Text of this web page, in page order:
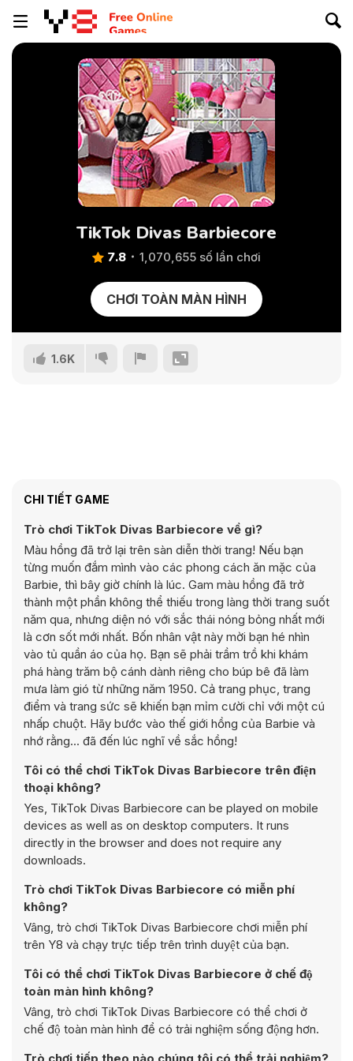
TikTok Divas Barbiecore
7.8 1,070,655 số lần chơi
CHƠI TOÀN MÀN HÌNH
1.6K
CHI TIẾT GAME
Trò chơi TikTok Divas Barbiecore về gì?
Màu hồng đã trở lại trên sàn diễn thời trang! Nếu bạn
từng muốn đắm mình vào các phong cách ăn mặc của
Barbie, thì bây giờ chính là lúc. Gam màu hồng đã trở
thành một phần không thể thiếu trong làng thời trang suốt
năm qua, nhưng diện nó với sắc thái nóng bỏng nhất mới
là cơn sốt mới nhất. Bốn nhân vật này mời bạn hé nhìn
vào tủ quần áo của họ. Bạn sẽ phải trầm trồ khi khám
phá hàng trăm bộ cánh dành riêng cho búp bê đã làm
mưa làm gió từ những năm 1950. Cả trang phục, trang
điểm và trang sức sẽ khiến bạn mỉm cười chỉ với một cú
nhấp chuột. Hãy bước vào thế giới hồng của Barbie và
nhớ rằng... đã đến lúc nghĩ về sắc hồng!
Tôi có thể chơi TikTok Divas Barbiecore trên điện
thoại không?
Yes, TikTok Divas Barbiecore can be played on mobile
devices as well as on desktop computers. It runs
directly in the browser and does not require any
downloads.
Trò chơi TikTok Divas Barbiecore có miễn phí
không?
Vâng, trò chơi TikTok Divas Barbiecore chơi miễn phí
trên Y8 và chạy trực tiếp trên trình duyệt của bạn.
Tôi có thể chơi TikTok Divas Barbiecore ở chế độ
toàn màn hình không?
Vâng, trò chơi TikTok Divas Barbiecore có thể chơi ở
chế độ toàn màn hình để có trải nghiệm sống động hơn.